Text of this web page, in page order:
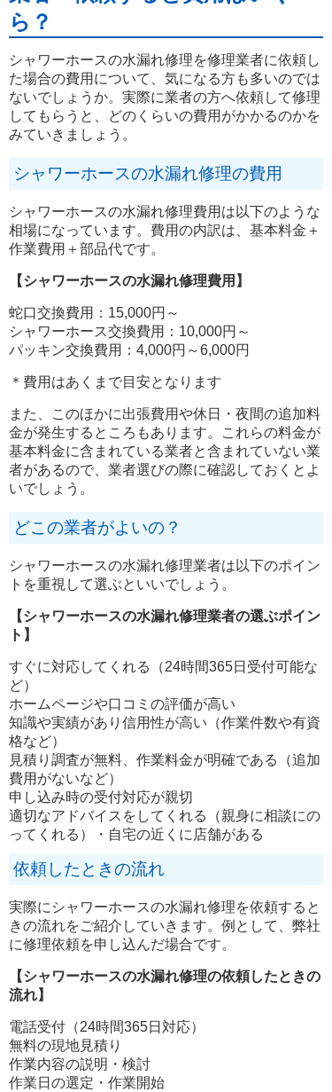
ら？
シャワーホースの水漏れ修理を修理業者に依頼し
た場合の費用について、気になる方も多いのでは
ないでしょうか。実際に業者の方へ依頼して修理
してもらうと、どのくらいの費用がかかるのかを
みていきましょう。
シャワーホースの水漏れ修理の費用
シャワーホースの水漏れ修理費用は以下のような
相場になっています。費用の内訳は、基本料金＋
作業費用＋部品代です。
【シャワーホースの水漏れ修理費用】
蛇口交換費用：15,000円～
シャワーホース交換費用：10,000円～
パッキン交換費用：4,000円～6,000円
＊費用はあくまで目安となります
また、このほかに出張費用や休日・夜間の追加料
金が発生するところもあります。これらの料金が
基本料金に含まれている業者と含まれていない業
者があるので、業者選びの際に確認しておくとよ
いでしょう。
どこの業者がよいの？
シャワーホースの水漏れ修理業者は以下のポイン
トを重視して選ぶといいでしょう。
【シャワーホースの水漏れ修理業者の選ぶポイン
ト】
すぐに対応してくれる（24時間365日受付可能な
ど）
ホームページや口コミの評価が高い
知識や実績があり信用性が高い（作業件数や有資
格など）
見積り調査が無料、作業料金が明確である（追加
費用がないなど）
申し込み時の受付対応が親切
適切なアドバイスをしてくれる（親身に相談にの
ってくれる）・自宅の近くに店舗がある
依頼したときの流れ
実際にシャワーホースの水漏れ修理を依頼すると
きの流れをご紹介していきます。例として、弊社
に修理依頼を申し込んだ場合です。
【シャワーホースの水漏れ修理の依頼したときの
流れ】
電話受付（24時間365日対応）
無料の現地見積り
作業内容の説明・検討
作業日の選定・作業開始